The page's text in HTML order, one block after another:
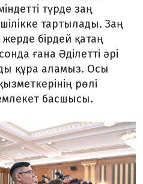
түрде заң
тартылады. Заң
бірдей қатаң
ғана Әділетті әрі
құра аламыз. Осы
рөлі
басшысы.